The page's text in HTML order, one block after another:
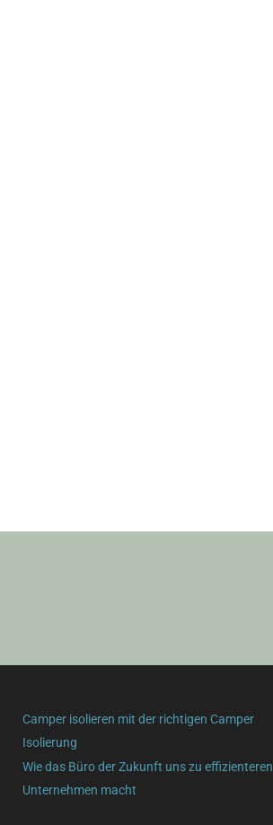
Camper isolieren mit der richtigen Camper
Isolierung
Wie das Büro der Zukunft uns zu effizienteren
Unternehmen macht